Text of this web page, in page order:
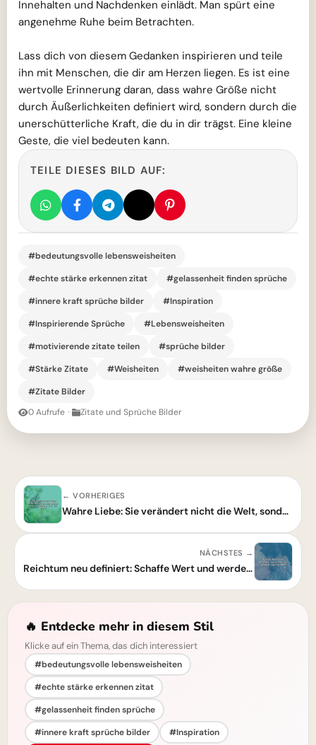
Innehalten und Nachdenken einlädt. Man spürt eine
angenehme Ruhe beim Betrachten.
Lass dich von diesem Gedanken inspirieren und teile
ihn mit Menschen, die dir am Herzen liegen. Es ist eine
wertvolle Erinnerung daran, dass wahre Größe nicht
durch Äußerlichkeiten definiert wird, sondern durch die
unerschütterliche Kraft, die du in dir trägst. Eine kleine
Geste, die viel bedeuten kann.
TEILE DIESES BILD AUF:
#bedeutungsvolle lebensweisheiten
#echte stärke erkennen zitat
#gelassenheit finden sprüche
#innere kraft sprüche bilder
#Inspiration
#Inspirierende Sprüche
#Lebensweisheiten
#motivierende zitate teilen
#sprüche bilder
#Stärke Zitate
#Weisheiten
#weisheiten wahre größe
#Zitate Bilder
0 Aufrufe · Zitate und Sprüche Bilder
← VORHERIGES
Wahre Liebe: Sie verändert nicht die Welt, sondern deinen Blick darauf
NÄCHSTES →
Reichtum neu definiert: Schaffe Wert und werde wirklich reich!
🔥 Entdecke mehr in diesem Stil
Klicke auf ein Thema, das dich interessiert
#bedeutungsvolle lebensweisheiten
#echte stärke erkennen zitat
#gelassenheit finden sprüche
#innere kraft sprüche bilder
#Inspiration